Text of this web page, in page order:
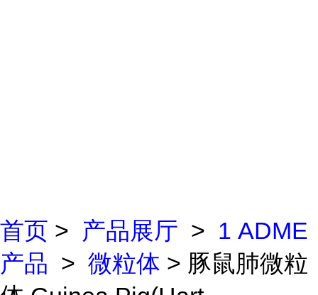
首页 > 产品展厅 > 1 ADME
产品 > 微粒体 > 豚鼠肺微粒